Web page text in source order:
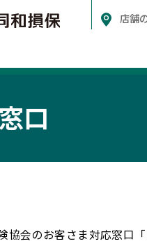
店舗
口
協会のお客さま対応窓口